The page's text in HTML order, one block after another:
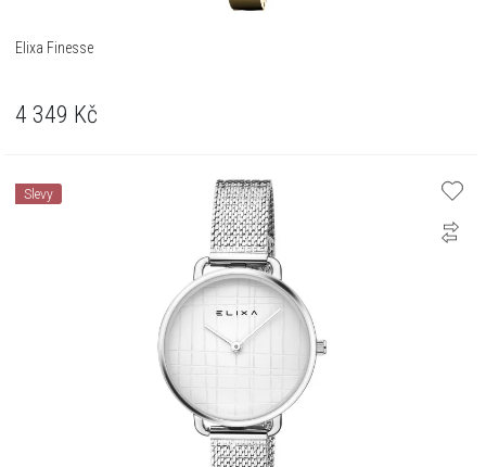
Elixa Finesse
4 349 Kč
Slevy